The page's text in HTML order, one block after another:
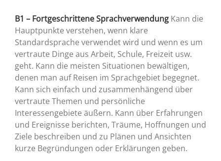
B1 – Fortgeschrittene Sprachverwendung Kann die
Hauptpunkte verstehen, wenn klare
Standardsprache verwendet wird und wenn es um
vertraute Dinge aus Arbeit, Schule, Freizeit usw.
geht. Kann die meisten Situationen bewältigen,
denen man auf Reisen im Sprachgebiet begegnet.
Kann sich einfach und zusammenhängend über
vertraute Themen und persönliche
Interessengebiete äußern. Kann über Erfahrungen
und Ereignisse berichten, Träume, Hoffnungen und
Ziele beschreiben und zu Plänen und Ansichten
kurze Begründungen oder Erklärungen geben.